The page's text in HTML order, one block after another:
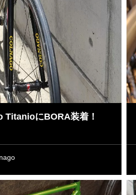
TitanioにBORA装着！